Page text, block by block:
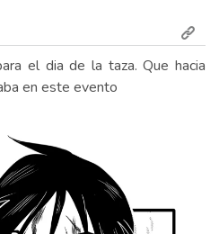
el dia de la taza. Que hacia
en este evento